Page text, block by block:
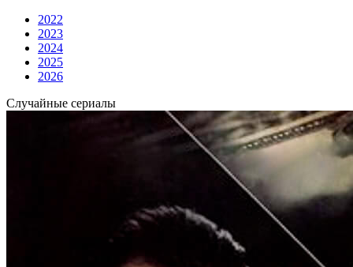
2022
2023
2024
2025
2026
Случайные сериалы